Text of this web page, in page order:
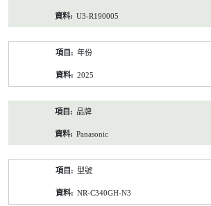
U3-R190005
年份
2025
品牌
Panasonic
型號
NR-C340GH-N3